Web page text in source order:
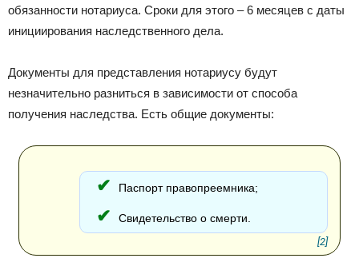
обязанности нотариуса. Сроки для этого – 6 месяцев с даты
инициирования наследственного дела.
Документы для представления нотариусу будут
незначительно разниться в зависимости от способа
получения наследства. Есть общие документы:
Паспорт правопреемника;
Свидетельство о смерти.
[2]